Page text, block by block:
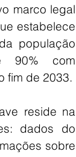
marco legal
estabelece
população
90% com
fim de 2033.
reside na
dados do
sobre